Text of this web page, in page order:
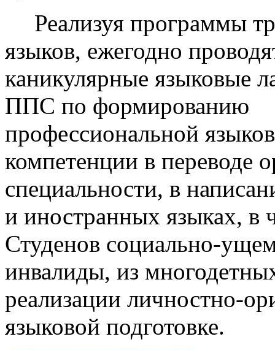
Реализуя программы
языков, ежегодно
каникулярные языковые
ППС по формированию
профессиональной
компетенции в переводе
специальности, в
и иностранных языках, в
Студенов социально-
инвалиды, из
реализации личностно-
языковой подготовке.